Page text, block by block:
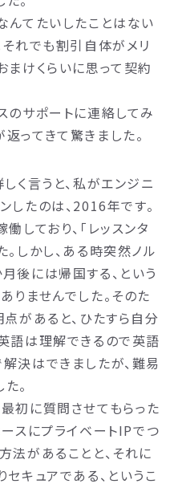
んてたいしたことはない
それでも割引自体がメリ
まけくらいに思って契約
のサポートに連絡してみ
ってきて驚きました。
く言うと、私がエンジニ
したのは、2016年です。
ており、「レッスンタ
。しかし、ある時突然ノル
後には帰国する、という
りませんでした。そのた
があると、ひたすら自分
語は理解できるので英語
決はできましたが、難易
。
初に質問させてもらった
スにプライベートIPでつ
法があることと、それに
セキュアである、というこ